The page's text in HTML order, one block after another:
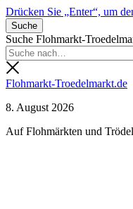
Drücken Sie „Enter“, um
Suche
Suche Flohmarkt-
Flohmarkt-Troedelmarkt.de
8. August 2026
Auf Flohmärkten und